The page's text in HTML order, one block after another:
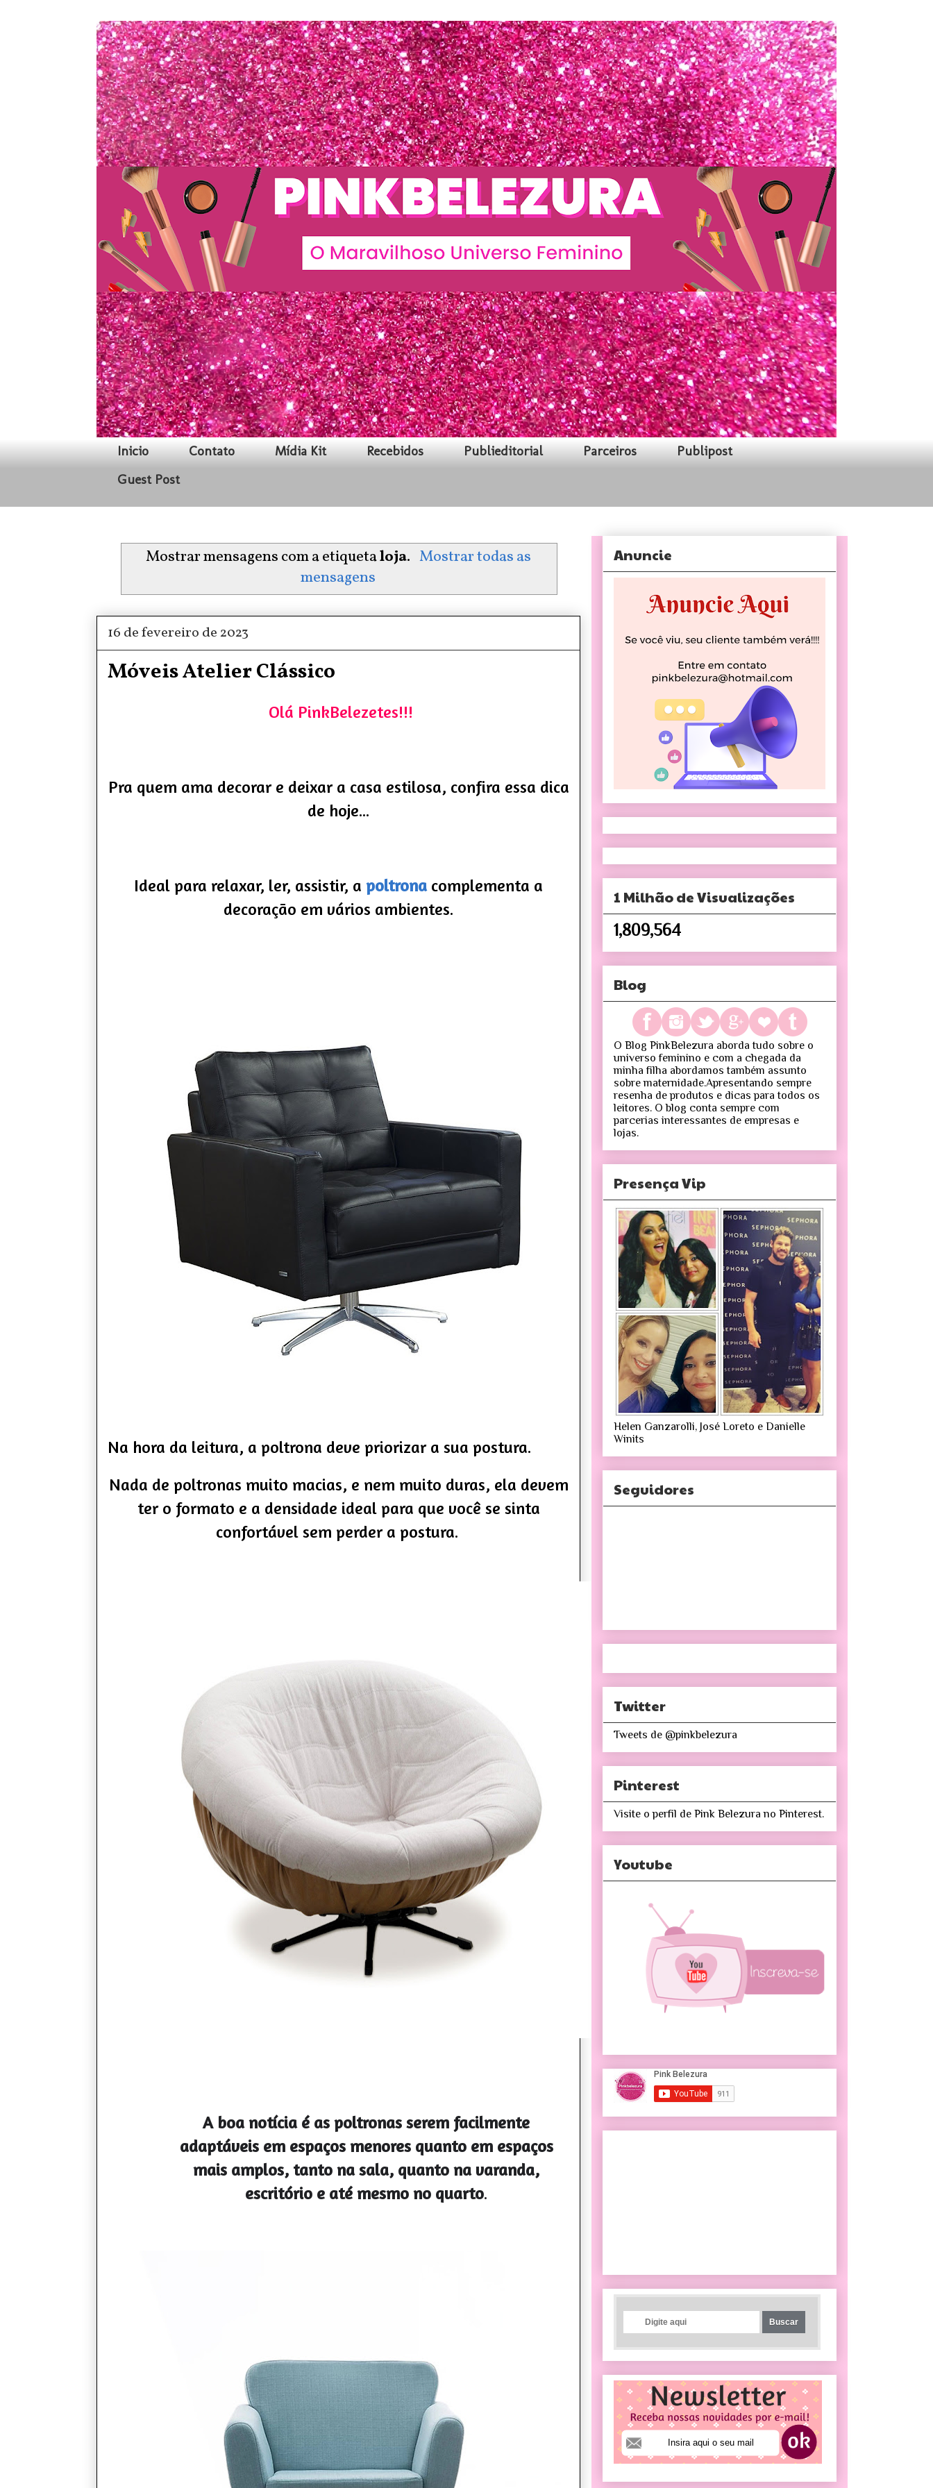
Inicio Contato Mídia Kit Recebidos Publieditorial Parceiros
Publipost
Guest Post
Mostrar mensagens com a etiquetaloja. Mostrar todas as
mensagens
16 de fevereiro de 2023
Móveis Atelier Clássico
Olá PinkBelezetes!!!
Pra quem ama decorar e deixar a casa estilosa, confira essa dica
de hoje...
Ideal para relaxar, ler, assistir, a poltronacomplementa a
decoração em vários ambientes.
Na hora da leitura, a poltrona deve priorizar a sua postura.
Nada de poltronas muito macias, e nem muito duras, ela devem
ter o formato e a densidade ideal para que você se sinta
confortável sem perder a postura.
A boa notícia é as poltronas serem facilmente
adaptáveis em espaços menores quanto em espaços
mais amplos, tanto na sala, quanto na varanda,
escritório e até mesmo no quarto.
Anuncie
1 Milhão de Visualizações
1,809,564
Blog
O Blog PinkBelezura aborda tudo sobre o
universo feminino e com a chegada da
minha filha abordamos também assunto
sobre maternidade.Apresentando sempre
resenha de produtos e dicas para todos os
leitores. O blog conta sempre com
parcerias interessantes de empresas e
lojas.
Presença Vip
Helen Ganzarolli, José Loreto e Danielle
Winits
Seguidores
Twitter
Tweets de @pinkbelezura
Pinterest
Visite o perfil de Pink Belezura no Pinterest.
Youtube